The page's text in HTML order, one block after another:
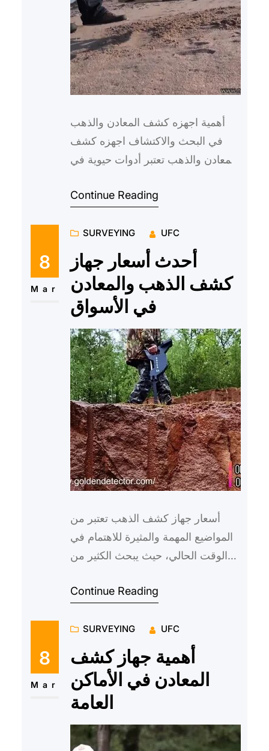
أهمية اجهزه كشف المعادن والذهب
في البحث والاكتشاف اجهزه كشف
المعادن والذهب تعتبر أدوات حيوية في
Continue Reading
8
Mar
SURVEYING UFC
أحدث أسعار جهاز
كشف الذهب والمعادن
في الأسواق
أسعار جهاز كشف الذهب تعتبر من
المواضيع المهمة والمثيرة للاهتمام في
الوقت الحالي، حيث يبحث الكثير من
Continue Reading
8
Mar
SURVEYING UFC
أهمية جهاز كشف
المعادن في الأماكن
العامة